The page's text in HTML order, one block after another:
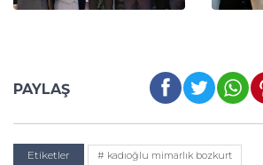
PAYLAŞ
Etiketler # kadıoğlu mimarlık bozkurt